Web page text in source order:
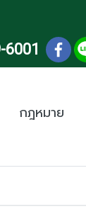
กฎหมาย